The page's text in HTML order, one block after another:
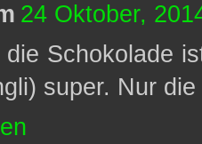
24 Oktober,
die Schokolade
super. Nur